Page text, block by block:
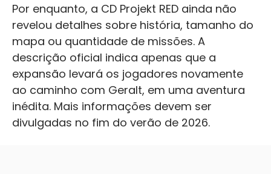
Por enquanto, a CD Projekt RED ainda não
revelou detalhes sobre história, tamanho do
mapa ou quantidade de missões. A
descrição oficial indica apenas que a
expansão levará os jogadores novamente
ao caminho com Geralt, em uma aventura
inédita. Mais informações devem ser
divulgadas no fim do verão de 2026.